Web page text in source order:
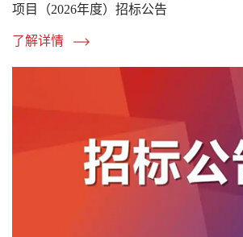
项目（2026年度）招标公告
了解详情